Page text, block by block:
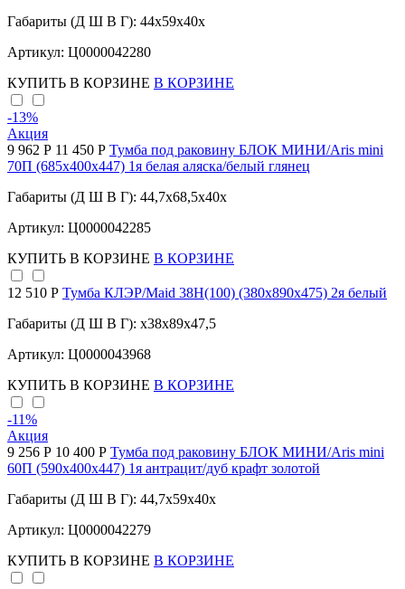
Габариты (Д Ш В Г): 44x59x40x
Артикул: Ц0000042280
КУПИТЬ В КОРЗИНЕ В КОРЗИНЕ
-13%
Акция
9 962 Р 11 450 Р Тумба под раковину БЛОК МИНИ/Aris mini
70П (685х400х447) 1я белая аляска/белый глянец
Габариты (Д Ш В Г): 44,7x68,5x40x
Артикул: Ц0000042285
КУПИТЬ В КОРЗИНЕ В КОРЗИНЕ
12 510 Р Тумба КЛЭР/Maid 38Н(100) (380х890х475) 2я белый
Габариты (Д Ш В Г): x38x89x47,5
Артикул: Ц0000043968
КУПИТЬ В КОРЗИНЕ В КОРЗИНЕ
-11%
Акция
9 256 Р 10 400 Р Тумба под раковину БЛОК МИНИ/Aris mini
60П (590х400х447) 1я антрацит/дуб крафт золотой
Габариты (Д Ш В Г): 44,7x59x40x
Артикул: Ц0000042279
КУПИТЬ В КОРЗИНЕ В КОРЗИНЕ